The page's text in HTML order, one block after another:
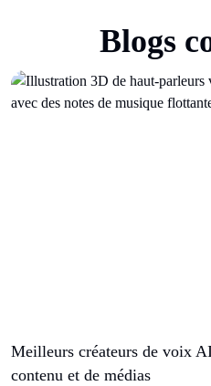
Blogs
Meilleurs créateurs de voix
contenu et de médias